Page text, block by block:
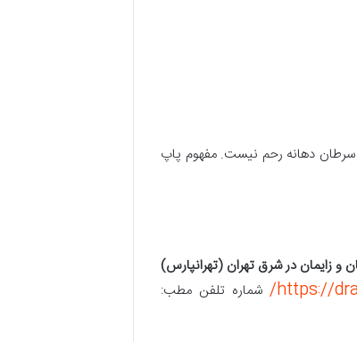
سرطان دهانه رحم نیست. مفهوم پاپ
زایمان در شرق تهران (تهرانپارس)
https:// شماره تلفن مطب: